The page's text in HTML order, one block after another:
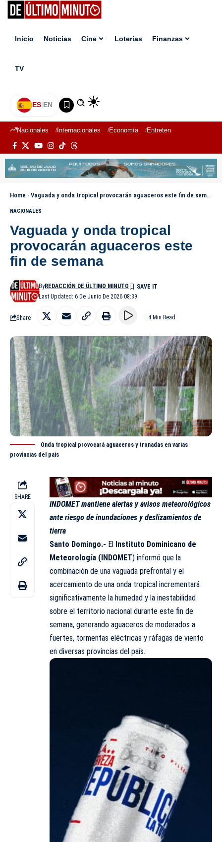
Inicio Noticias Cine Loterías Finanzas
TV
ES|EN
Nacionales Internacionales Economía Entretenimiento
Home - Vaguada y onda tropical provocarán aguaceros este fin de semana
NACIONALES
Vaguada y onda tropical
provocarán aguaceros este
fin de semana
Last Updated: 6 De Junio De 2026 08:39
ByREDACCIÓN DE ÚLTIMO MINUTO
Share 4 Min Read
Onda tropical provocará aguaceros y tronadas en varias
provincias del país
SHARE
INDOMET mantiene alertas y avisos meteorológicos
ante riesgo de inundaciones y deslizamientos de
tierra
Santo Domingo.- El Instituto Dominicano de
Meteorología (INDOMET) informó que la
combinación de una vaguada prefrontal y el
acercamiento de una onda tropical incrementará
significativamente la humedad y la inestabilidad
sobre el territorio nacional durante este fin de
semana, generando aguaceros de moderados a
fuertes, tormentas eléctricas y ráfagas de viento
en diversas provincias del país.